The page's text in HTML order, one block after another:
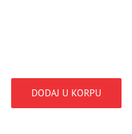
DODAJ U KORPU